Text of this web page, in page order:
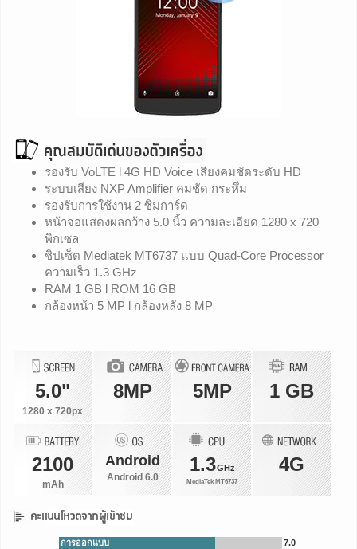
รองรับ VoLTE l 4G HD Voice เสียงคมชัดระดับ HD
ระบบเสียง NXP Amplifier คมชัด กระหึ่ม
รองรับการใช้งาน 2 ซิมการ์ด
หน้าจอแสดงผลกว้าง 5.0 นิ้ว ความละเอียด 1280 x 720
พิกเซล
ชิปเซ็ต Mediatek MT6737 แบบ Quad-Core Processor
ความเร็ว 1.3 GHz
RAM 1 GB l ROM 16 GB
กล้องหน้า 5 MP l กล้องหลัง 8 MP
5.0"
1280 x 720px
8MP 5MP 1 GB
2100
mAh
Android
Android 6.0
1.3GHz
MediaTek MT6737
4G
การออกแบบ
7.0